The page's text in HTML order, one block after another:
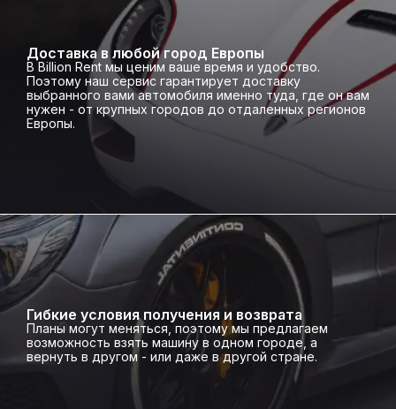
Доставка в любой город Европы
В Billion Rent мы ценим ваше время и удобство.
Поэтому наш сервис гарантирует доставку
выбранного вами автомобиля именно туда, где он вам
нужен - от крупных городов до отдаленных регионов
Европы.
Гибкие условия получения и возврата
Планы могут меняться, поэтому мы предлагаем
возможность взять машину в одном городе, а
вернуть в другом - или даже в другой стране.